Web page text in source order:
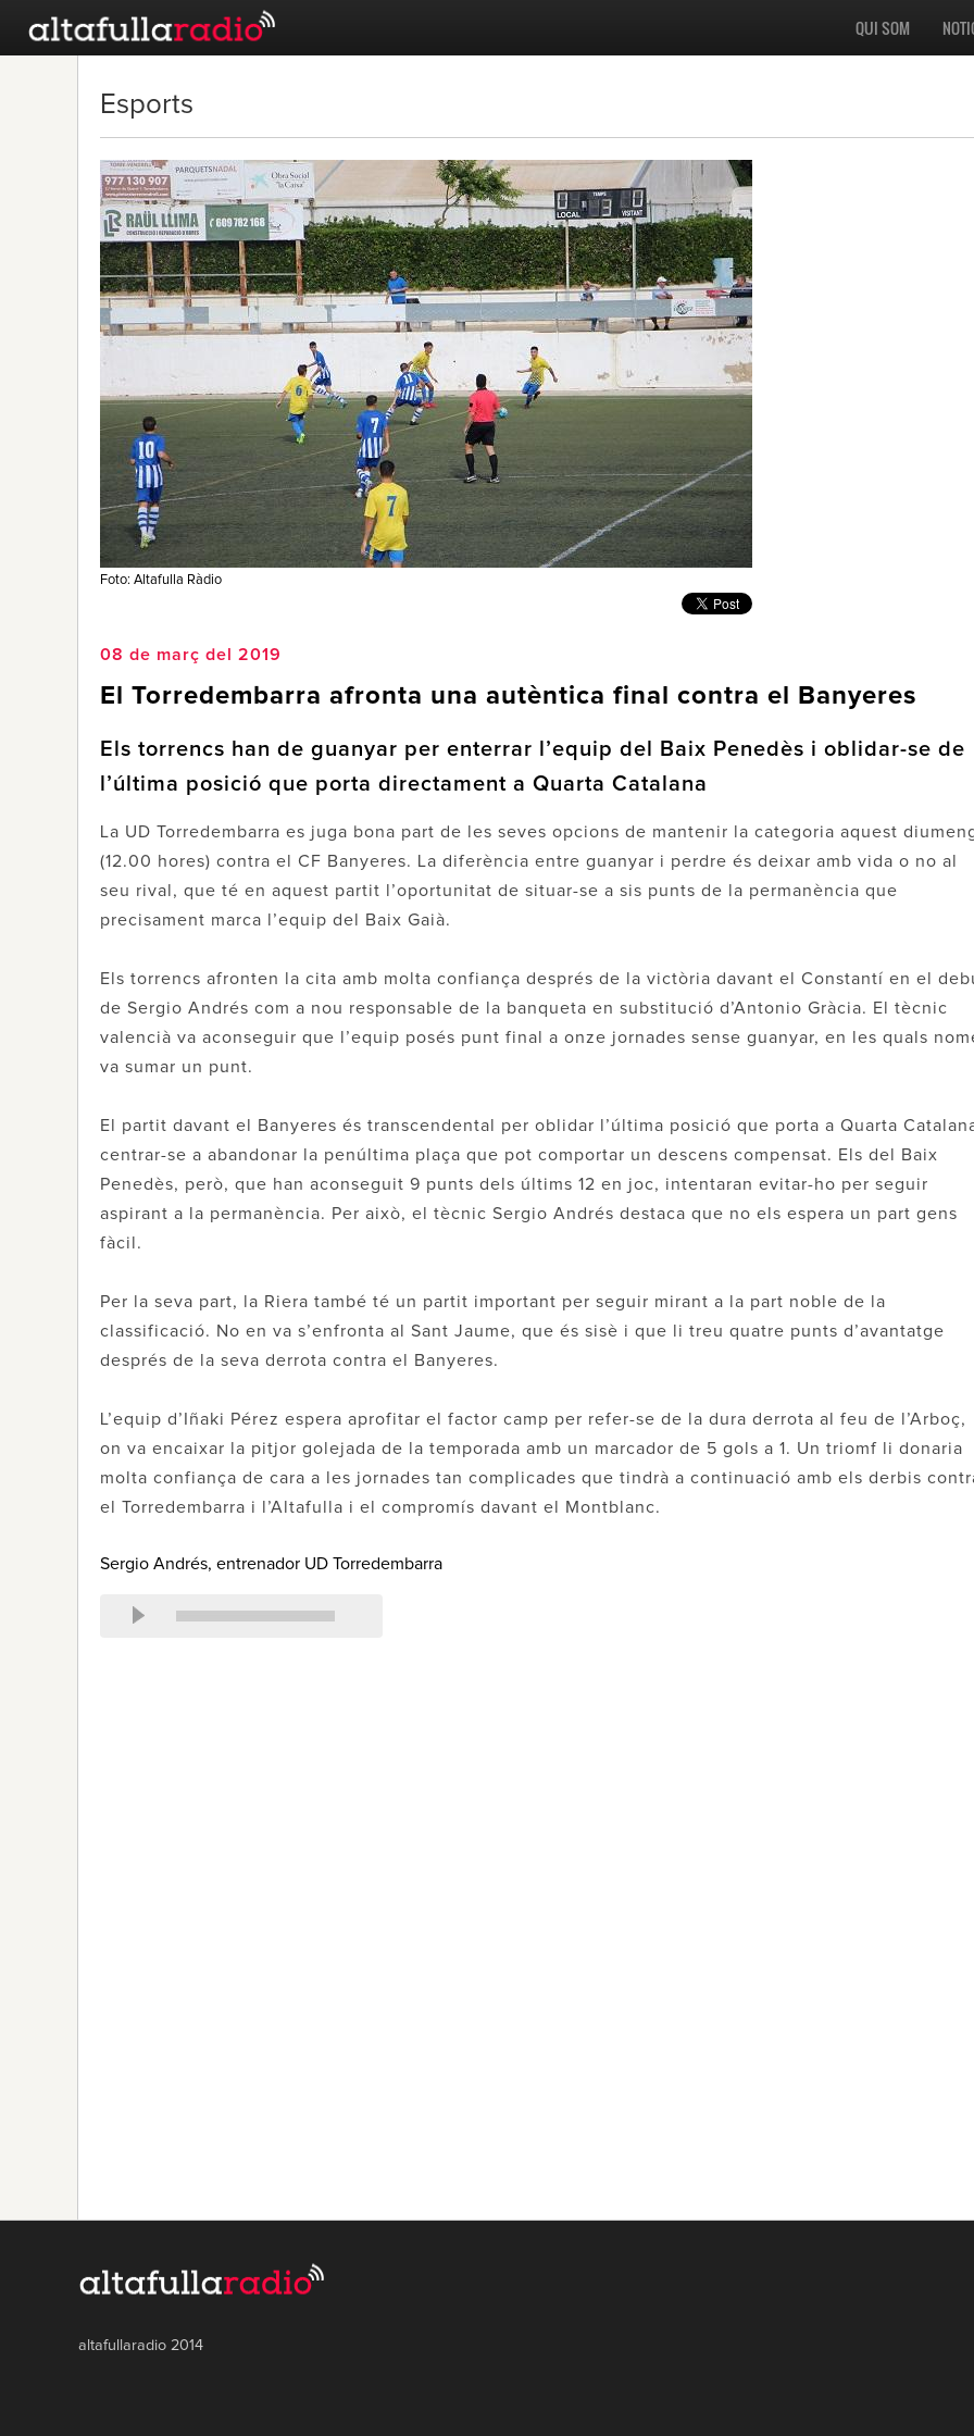
QUI SOM
Esports
Foto: Altafulla Ràdio
08 de març del 2019
El Torredembarra afronta una autèntica final contra el Banyeres
Els torrencs han de guanyar per enterrar l’equip del Baix Penedès i oblidar-se de
l’última posició que porta directament a Quarta Catalana
La UD Torredembarra es juga bona part de les seves opcions de mantenir la categoria aquest
(12.00 hores) contra el CF Banyeres. La diferència entre guanyar i perdre és deixar amb vida o no al
seu rival, que té en aquest partit l’oportunitat de situar-se a sis punts de la permanència que
precisament marca l’equip del Baix Gaià.
Els torrencs afronten la cita amb molta confiança després de la victòria davant el Constantí en el
de Sergio Andrés com a nou responsable de la banqueta en substitució d’Antonio Gràcia. El tècnic
valencià va aconseguir que l’equip posés punt final a onze jornades sense guanyar, en les quals
va sumar un punt.
El partit davant el Banyeres és transcendental per oblidar l’última posició que porta a Quarta
centrar-se a abandonar la penúltima plaça que pot comportar un descens compensat. Els del Baix
Penedès, però, que han aconseguit 9 punts dels últims 12 en joc, intentaran evitar-ho per seguir
aspirant a la permanència. Per això, el tècnic Sergio Andrés destaca que no els espera un part gens
fàcil.
Per la seva part, la Riera també té un partit important per seguir mirant a la part noble de la
classificació. No en va s’enfronta al Sant Jaume, que és sisè i que li treu quatre punts d’avantatge
després de la seva derrota contra el Banyeres.
L’equip d’Iñaki Pérez espera aprofitar el factor camp per refer-se de la dura derrota al feu de l’Arboç,
on va encaixar la pitjor golejada de la temporada amb un marcador de 5 gols a 1. Un triomf li donaria
molta confiança de cara a les jornades tan complicades que tindrà a continuació amb els derbis
el Torredembarra i l’Altafulla i el compromís davant el Montblanc.
Sergio Andrés, entrenador UD Torredembarra
altafullaradio 2014